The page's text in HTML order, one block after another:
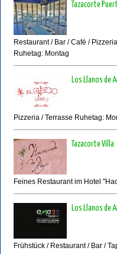
Tazacorte
Restaurant / Bar / Café /
Ruhetag: Montag
Los Llanos de
Pizzeria / Terrasse Ruhetag:
Tazacorte Villa
Feines Restaurant im Hotel
Los Llanos de
Frühstück / Restaurant / Bar /